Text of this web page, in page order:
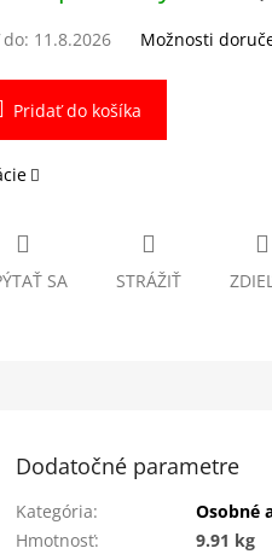
11.8.2026 Možnosti
Pridať do košíka
SA STRÁŽIŤ
Dodatočné parametre
Kategória:
Osobné
Hmotnosť:
9.91 kg